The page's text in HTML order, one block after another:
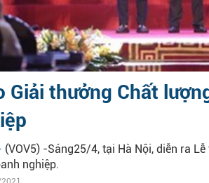
Giải thưởng Chất
(VOV5) -Sáng25/4, tại Hà Nội, diễn ra
nghiệp.